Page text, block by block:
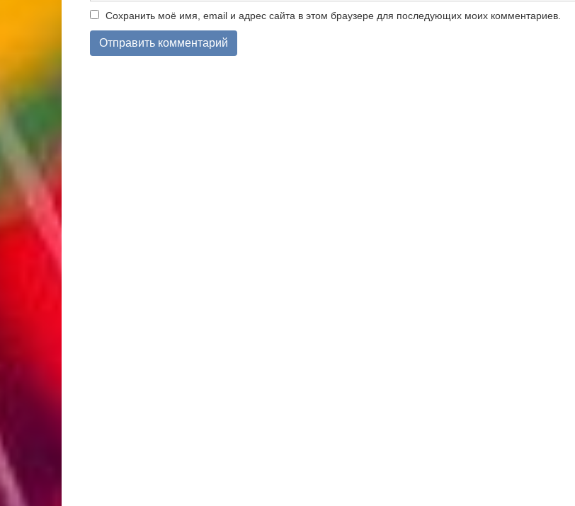
Сохранить моё имя, email и адрес сайта в этом браузере для последующих моих комментариев.